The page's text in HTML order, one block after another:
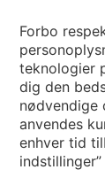
My Forbo
Nuway entrance
Forbo
teknologier
dig den
nødvendige
anvendes
enhver tid